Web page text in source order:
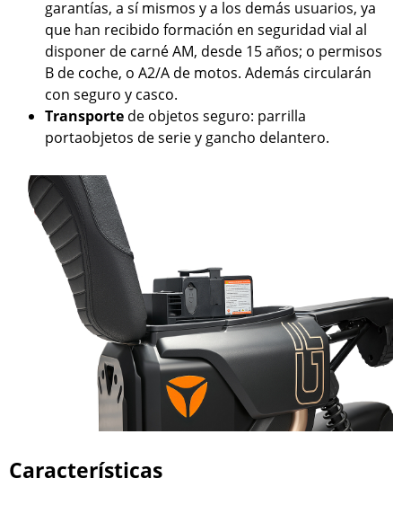
garantías, a sí mismos y a los demás usuarios, ya
que han recibido formación en seguridad vial al
disponer de carné AM, desde 15 años; o permisos
B de coche, o A2/A de motos. Además circularán
con seguro y casco.
Transporte de objetos seguro: parrilla
portaobjetos de serie y gancho delantero.
Características